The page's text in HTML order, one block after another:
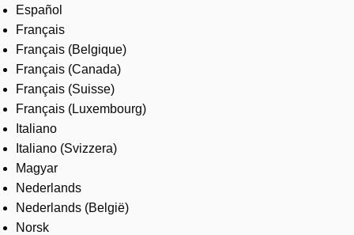
Español
Français
Français (Belgique)
Français (Canada)
Français (Suisse)
Français (Luxembourg)
Italiano
Italiano (Svizzera)
Magyar
Nederlands
Nederlands (België)
Norsk